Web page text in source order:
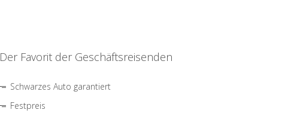
Der Favorit der Geschäftsreisenden
Schwarzes Auto garantiert
Festpreis